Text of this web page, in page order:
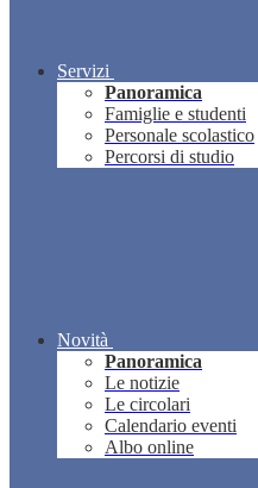
Servizi
Panoramica
Famiglie e studenti
Personale scolastico
Percorsi di studio
Novità
Panoramica
Le notizie
Le circolari
Calendario eventi
Albo online